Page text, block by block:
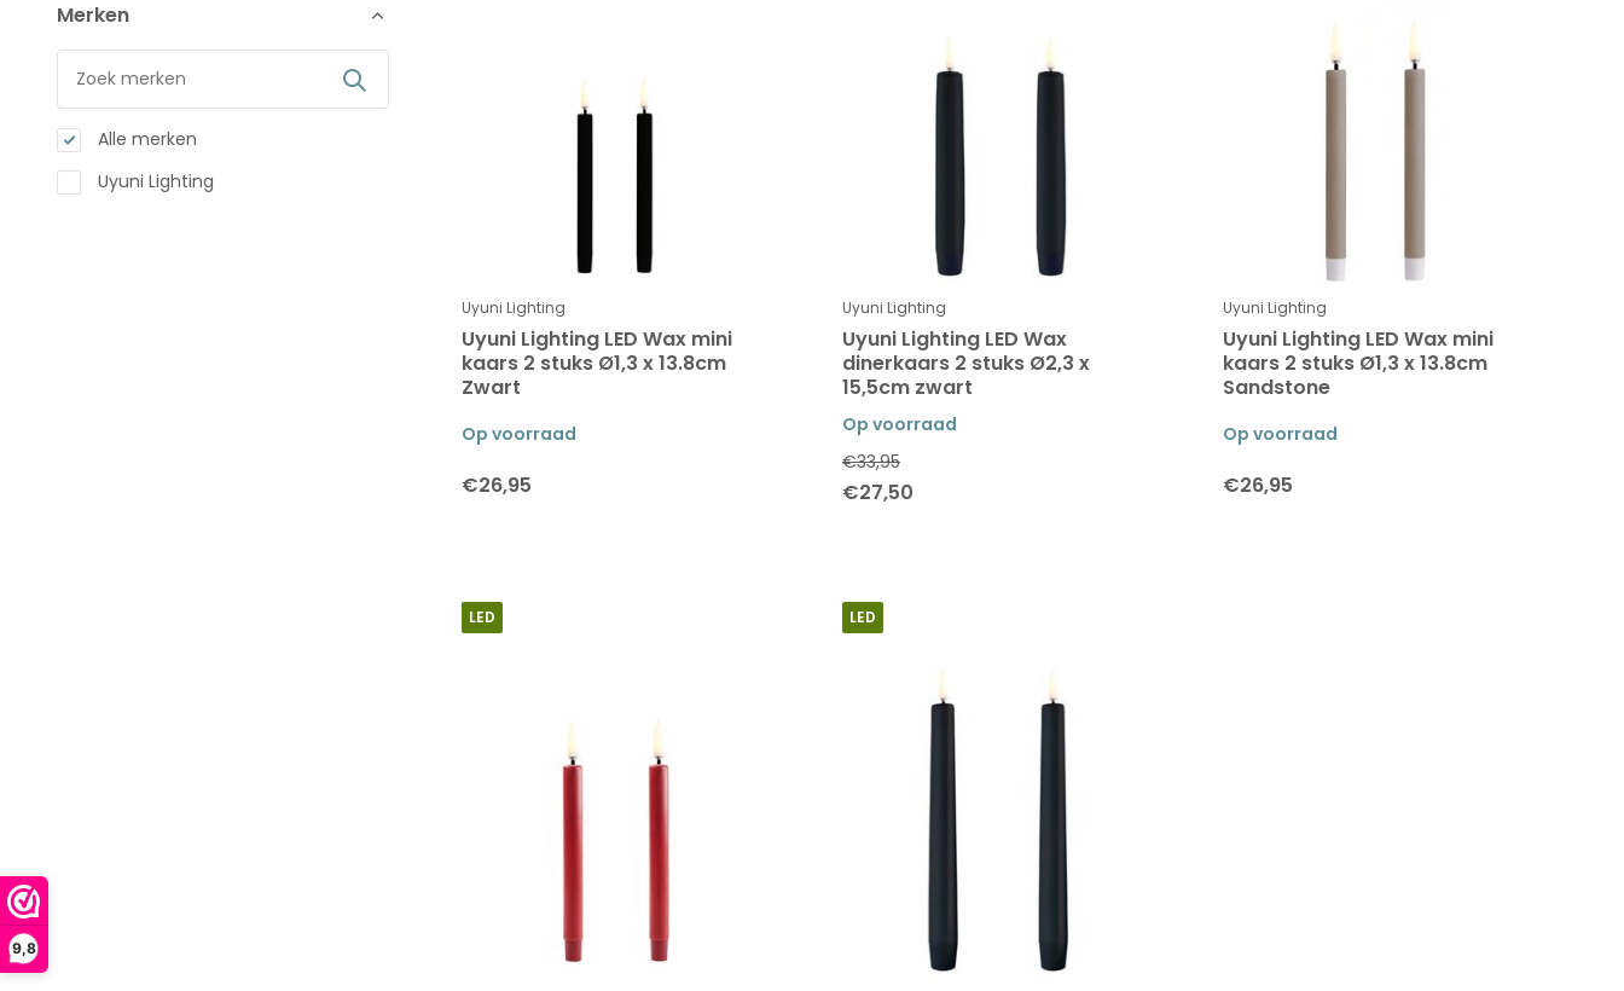
9,8
Merken
Alle merken
Uyuni Lighting
Uyuni Lighting
Uyuni Lighting LED Wax mini
kaars 2 stuks Ø1,3 x 13.8cm
Zwart
Op voorraad
€26,95
Uyuni Lighting
Uyuni Lighting LED Wax
dinerkaars 2 stuks Ø2,3 x
15,5cm zwart
Op voorraad
€33,95
€27,50
Uyuni Lighting
Uyuni Lighting LED Wax mini
kaars 2 stuks Ø1,3 x 13.8cm
Sandstone
Op voorraad
€26,95
LED LED